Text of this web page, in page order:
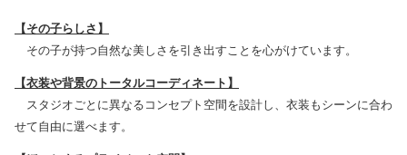
【その子らしさ】
その子が持つ自然な美しさを引き出すことを心がけています。
【衣装や背景のトータルコーディネート】
スタジオごとに異なるコンセプト空間を設計し、衣装もシーンに合わ
せて自由に選べます。